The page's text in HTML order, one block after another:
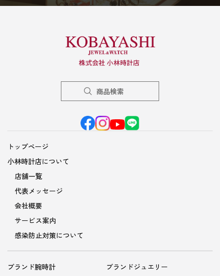
商品検索
トップページ
小林時計店について
店舗一覧
代表メッセージ
会社概要
サービス案内
感染防止対策について
ブランド腕時計
ブランドジュエリー